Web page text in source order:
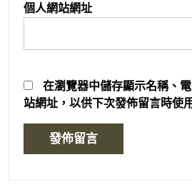
個人網站網址
在瀏覽器中儲存顯示名稱、
站網址，以供下次發佈留言時使